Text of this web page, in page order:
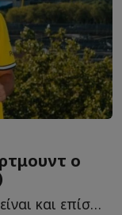
ο
Παίκτης της γερμανικής ομάδας είναι και επίσημα ο 18χρονος δ...